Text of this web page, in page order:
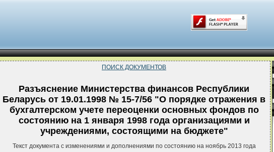
ПОИСК ДОКУМЕНТОВ
Разъяснение Министерства финансов Республики
Беларусь от 19.01.1998 № 15-7/56 "О порядке отражения в
бухгалтерском учете переоценки основных фондов по
состоянию на 1 января 1998 года организациями и
учреждениями, состоящими на бюджете"
Текст документа с изменениями и дополнениями по состоянию на ноябрь 2013 года